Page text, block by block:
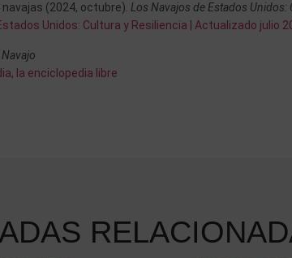
navajas (2024, octubre). Los Navajos de Estados Unidos:
Unidos: Cultura y Resiliencia | Actualizado julio
Navajo
la enciclopedia libre